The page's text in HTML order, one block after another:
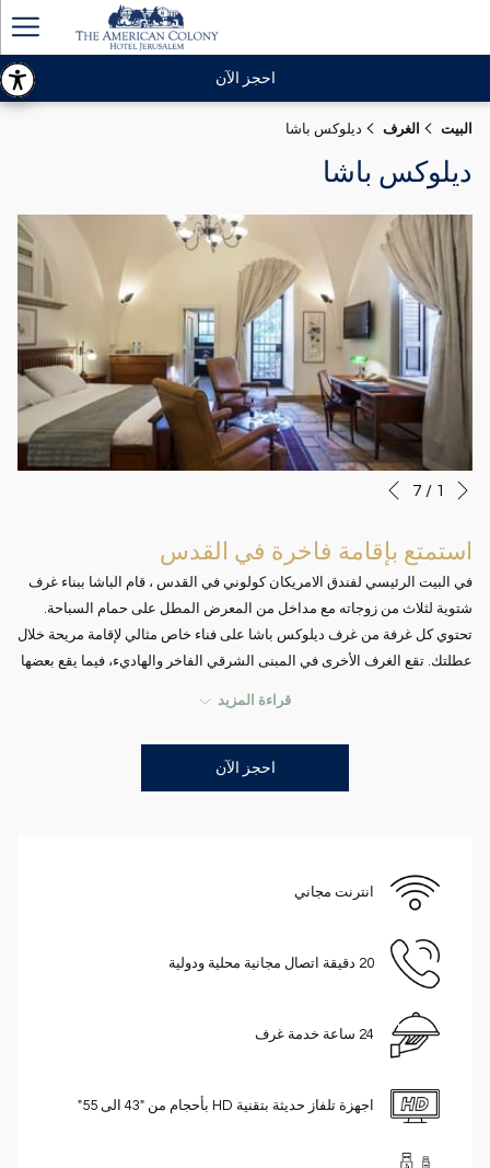
احجز الآن
البيت الغرف ديلوكس باشا
ديلوكس باشا
أزرار
في
الشرائح
سيؤدي
فوق
التالية
إلى
تحديث
السابق
1
/
7
استمتع بإقامة فاخرة في القدس
في البيت الرئيسي لفندق الامريكان كولوني في القدس ، قام الباشا ببناء غرف
شتوية لثلاث من زوجاته مع مداخل من المعرض المطل على حمام السباحة.
تحتوي كل غرفة من غرف ديلوكس باشا على فناء خاص مثالي لإقامة مريحة خلال
عطلتك. تقع الغرف الأخرى في المبنى الشرقي الفاخر والهاديء، فيما يقع بعضها
قراءة المزيد
احجز الآن
انترنت مجاني
20 دقيقة اتصال مجانية محلية ودولية
24 ساعة خدمة غرف
اجهزة تلفاز حديثة بتقنية HD بأحجام من "43 الى 55"